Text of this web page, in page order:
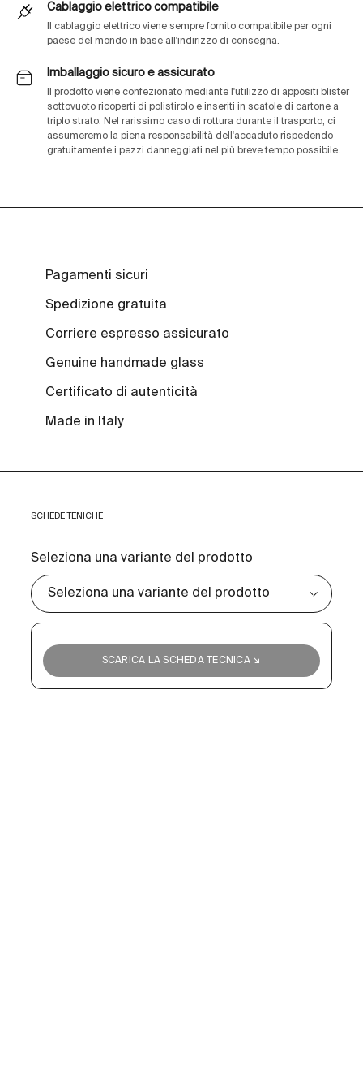
Cablaggio elettrico compatibile
Il cablaggio elettrico viene sempre fornito compatibile per ogni
paese del mondo in base all'indirizzo di consegna.
Imballaggio sicuro e assicurato
Il prodotto viene confezionato mediante l'utilizzo di appositi blister
sottovuoto ricoperti di polistirolo e inseriti in scatole di cartone a
triplo strato. Nel rarissimo caso di rottura durante il trasporto, ci
assumeremo la piena responsabilità dell'accaduto rispedendo
gratuitamente i pezzi danneggiati nel più breve tempo possibile.
Pagamenti sicuri
Spedizione gratuita
Corriere espresso assicurato
Genuine handmade glass
Certificato di autenticità
Made in Italy
SCHEDE TENICHE
Seleziona una variante del prodotto
SCARICA LA SCHEDA TECNICA ↘